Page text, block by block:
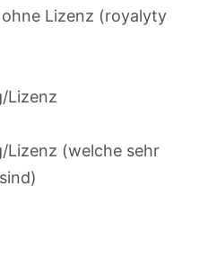
Lizenz (royalyty
Lizenz
Lizenz (welche sehr